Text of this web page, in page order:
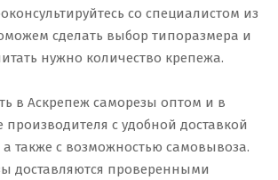
со специалистом из
сделать выбор типоразмера и
нужно количество крепежа.
в Аскрепеж саморезы оптом и в
производителя с удобной доставкой
также с возможностью самовывоза.
доставляются проверенными